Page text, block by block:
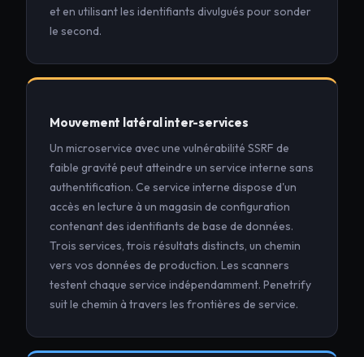
et en utilisant les identifiants divulgués pour sonder
le second.
Mouvement latéral inter-services
Un microservice avec une vulnérabilité SSRF de
faible gravité peut atteindre un service interne sans
authentification. Ce service interne dispose d'un
accès en lecture à un magasin de configuration
contenant des identifiants de base de données.
Trois services, trois résultats distincts, un chemin
vers vos données de production. Les scanners
testent chaque service indépendamment. Penetrify
suit le chemin à travers les frontières de service.